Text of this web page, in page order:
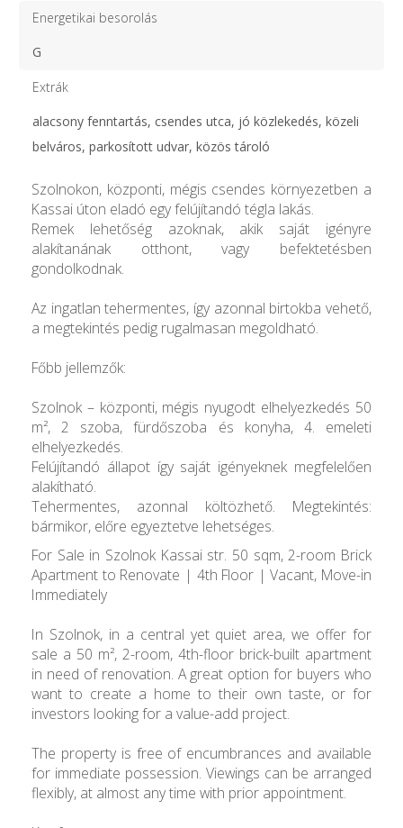
Energetikai besorolás
G
Extrák
alacsony fenntartás, csendes utca, jó közlekedés, közeli
belváros, parkosított udvar, közös tároló
Szolnokon, központi, mégis csendes környezetben a
Kassai úton eladó egy felújítandó tégla lakás.
Remek lehetőség azoknak, akik saját igényre
alakítanának otthont, vagy befektetésben
gondolkodnak.
Az ingatlan tehermentes, így azonnal birtokba vehető,
a megtekintés pedig rugalmasan megoldható.
Főbb jellemzők:
Szolnok – központi, mégis nyugodt elhelyezkedés 50
m², 2 szoba, fürdőszoba és konyha, 4. emeleti
elhelyezkedés.
Felújítandó állapot így saját igényeknek megfelelően
alakítható.
Tehermentes, azonnal költözhető. Megtekintés:
bármikor, előre egyeztetve lehetséges.
For Sale in Szolnok Kassai str. 50 sqm, 2-room Brick
Apartment to Renovate | 4th Floor | Vacant, Move-in
Immediately
In Szolnok, in a central yet quiet area, we offer for
sale a 50 m², 2-room, 4th-floor brick-built apartment
in need of renovation. A great option for buyers who
want to create a home to their own taste, or for
investors looking for a value-add project.
The property is free of encumbrances and available
for immediate possession. Viewings can be arranged
flexibly, at almost any time with prior appointment.